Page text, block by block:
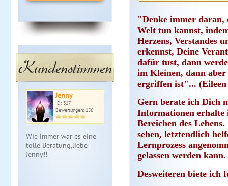
Kundenstimmen
Jenny
ID: 317
Bewertungen: 156
Wie immer war es eine
tolle Beratung,liebe
Jenny!!
"Denke immer daran,
Welt tun kannst,
Herzens, Verstandes
erkennst, Deine
dafür tust, dann
im Kleinen, dann aber
ergriffen ist"... (Eileen
Gern berate ich Dich
Informationen erhalte
Bereichen des
sehen, letztendlich
Lernprozess
gelassen werden kann.
Desweiteren biete ich